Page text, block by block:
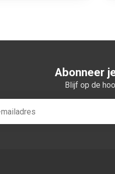
Abonneer
Blijf op de